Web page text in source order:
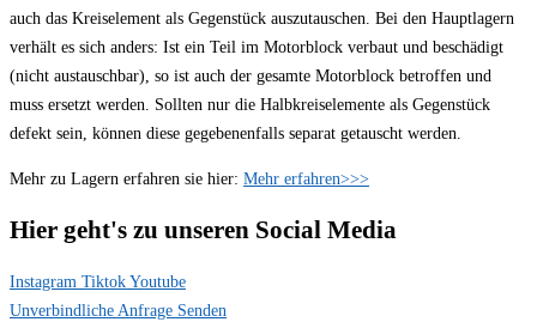
auch das Kreiselement als Gegenstück auszutauschen. Bei den Hauptlagern
verhält es sich anders: Ist ein Teil im Motorblock verbaut und beschädigt
(nicht austauschbar), so ist auch der gesamte Motorblock betroffen und
muss ersetzt werden. Sollten nur die Halbkreiselemente als Gegenstück
defekt sein, können diese gegebenenfalls separat getauscht werden.
Mehr zu Lagern erfahren sie hier: Mehr erfahren>>>
Hier geht's zu unseren Social Media
Instagram TiktokYoutube
Unverbindliche Anfrage Senden